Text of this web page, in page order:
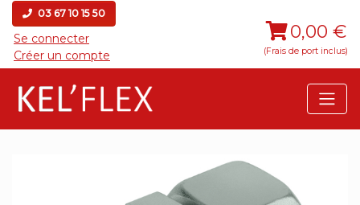
03 67 10 15 50
Se connecter
Créer un compte
0,00 €
(Frais de port inclus)